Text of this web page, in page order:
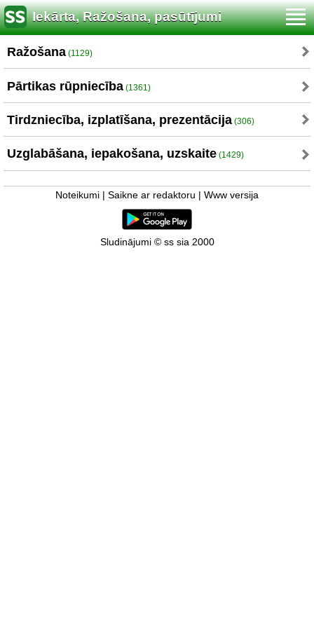
Iekārta, Ražošana, pasūtījumi
Ražošana (1129)
Pārtikas rūpniecība (1361)
Tirdzniecība, izplatīšana, prezentācija (306)
Uzglabāšana, iepakošana, uzskaite (1429)
Noteikumi Saikne ar redaktoru Www versija
Sludinājumi © ss sia 2000